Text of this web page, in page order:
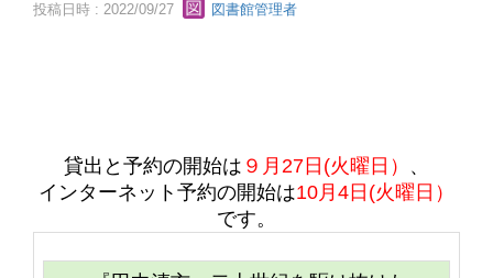
投稿日時 : 2022/09/27 図書館管理者
貸出と予約の開始は ９月27日(火曜日） 、
インターネット予約の開始は10月4日(火曜日）
です。